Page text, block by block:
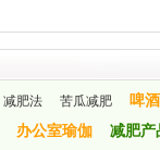
减肥法 苦瓜减肥 啤
办公室瑜伽 减肥产